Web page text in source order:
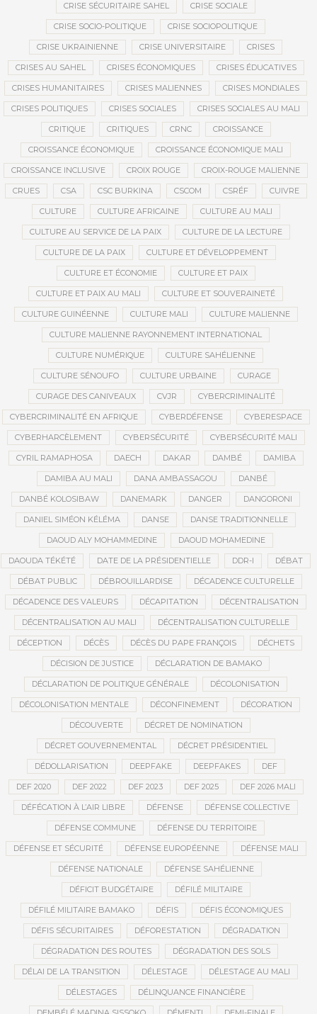
CRISE SÉCURITAIRE SAHEL CRISE SOCIALE
CRISE SOCIO-POLITIQUE CRISE SOCIOPOLITIQUE
CRISE UKRAINIENNE CRISE UNIVERSITAIRE CRISES
CRISES AU SAHEL CRISES ÉCONOMIQUES CRISES ÉDUCATIVES
CRISES HUMANITAIRES CRISES MALIENNES CRISES MONDIALES
CRISES POLITIQUES CRISES SOCIALES CRISES SOCIALES AU MALI
CRITIQUE CRITIQUES CRNC CROISSANCE
CROISSANCE ÉCONOMIQUE CROISSANCE ÉCONOMIQUE MALI
CROISSANCE INCLUSIVE CROIX ROUGE CROIX-ROUGE MALIENNE
CRUES CSA CSC BURKINA CSCOM CSRÉF CUIVRE
CULTURE CULTURE AFRICAINE CULTURE AU MALI
CULTURE AU SERVICE DE LA PAIX CULTURE DE LA LECTURE
CULTURE DE LA PAIX CULTURE ET DÉVELOPPEMENT
CULTURE ET ÉCONOMIE CULTURE ET PAIX
CULTURE ET PAIX AU MALI CULTURE ET SOUVERAINETÉ
CULTURE GUINÉENNE CULTURE MALI CULTURE MALIENNE
CULTURE MALIENNE RAYONNEMENT INTERNATIONAL
CULTURE NUMÉRIQUE CULTURE SAHÉLIENNE
CULTURE SÉNOUFO CULTURE URBAINE CURAGE
CURAGE DES CANIVEAUX CVJR CYBERCRIMINALITÉ
CYBERCRIMINALITÉ EN AFRIQUE CYBERDÉFENSE CYBERESPACE
CYBERHARCÈLEMENT CYBERSÉCURITÉ CYBERSÉCURITÉ MALI
CYRIL RAMAPHOSA DAECH DAKAR DAMBÉ DAMIBA
DAMIBA AU MALI DANA AMBASSAGOU DANBÉ
DANBÉ KOLOSIBAW DANEMARK DANGER DANGORONI
DANIEL SIMÉON KÉLÉMA DANSE DANSE TRADITIONNELLE
DAOUD ALY MOHAMMEDINE DAOUD MOHAMEDINE
DAOUDA TÉKÉTÉ DATE DE LA PRÉSIDENTIELLE DDR-I DÉBAT
DÉBAT PUBLIC DÉBROUILLARDISE DÉCADENCE CULTURELLE
DÉCADENCE DES VALEURS DÉCAPITATION DÉCENTRALISATION
DÉCENTRALISATION AU MALI DÉCENTRALISATION CULTURELLE
DÉCEPTION DÉCÈS DÉCÈS DU PAPE FRANÇOIS DÉCHETS
DÉCISION DE JUSTICE DÉCLARATION DE BAMAKO
DÉCLARATION DE POLITIQUE GÉNÉRALE DÉCOLONISATION
DÉCOLONISATION MENTALE DÉCONFINEMENT DÉCORATION
DÉCOUVERTE DÉCRET DE NOMINATION
DÉCRET GOUVERNEMENTAL DÉCRET PRÉSIDENTIEL
DÉDOLLARISATION DEEPFAKE DEEPFAKES DEF
DEF 2020 DEF 2022 DEF 2023 DEF 2025 DEF 2026 MALI
DÉFÉCATION À L’AIR LIBRE DÉFENSE DÉFENSE COLLECTIVE
DÉFENSE COMMUNE DÉFENSE DU TERRITOIRE
DÉFENSE ET SÉCURITÉ DÉFENSE EUROPÉENNE DÉFENSE MALI
DÉFENSE NATIONALE DÉFENSE SAHÉLIENNE
DÉFICIT BUDGÉTAIRE DÉFILÉ MILITAIRE
DÉFILÉ MILITAIRE BAMAKO DÉFIS DÉFIS ÉCONOMIQUES
DÉFIS SÉCURITAIRES DÉFORESTATION DÉGRADATION
DÉGRADATION DES ROUTES DÉGRADATION DES SOLS
DÉLAI DE LA TRANSITION DÉLESTAGE DÉLESTAGE AU MALI
DÉLESTAGES DÉLINQUANCE FINANCIÈRE